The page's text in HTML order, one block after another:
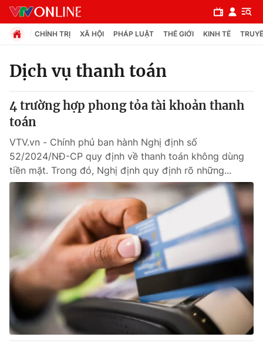
Chuyên mục
Chính trị
Xã hội
Pháp luật
Y tế
Thế giới
Tin tức
Thế giới đó đây
Câu chuyện quốc tế
Kinh tế
Tài chính
Thị trường
Dữ liệu và đời sống
CHÍNH TRỊ XÃ HỘI PHÁP LUẬT THẾ GIỚI KINH TẾ
Dịch vụ thanh toán
4 trường hợp phong tỏa tài khoản thanh
toán
VTV.vn - Chính phủ ban hành Nghị định số
52/2024/NĐ-CP quy định về thanh toán không dùng
tiền mặt. Trong đó, Nghị định quy định rõ những...